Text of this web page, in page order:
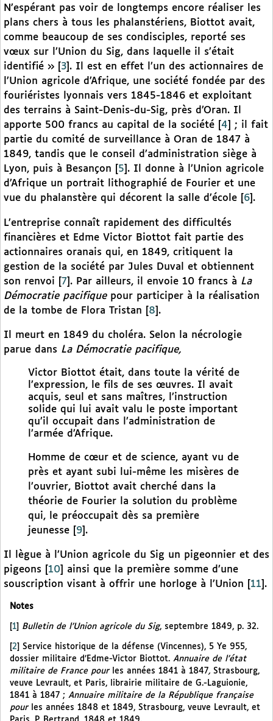
N’espérant pas voir de longtemps encore réaliser les
plans chers à tous les phalanstériens, Biottot avait,
comme beaucoup de ses condisciples, reporté ses
vœux sur l’Union du Sig, dans laquelle il s’était
identifié »
3 . Il est en effet l’un des actionnaires de
l’Union agricole d’Afrique, une société fondée par des
fouriéristes lyonnais vers 1845-1846 et exploitant
des terrains à Saint-Denis-du-Sig, près d’Oran. Il
apporte 500 francs au capital de la société
4
; il fait
partie du comité de surveillance à Oran de 1847 à
1849, tandis que le conseil d’administration siège à
Lyon, puis à Besançon
5 . Il donne à l’Union agricole
d’Afrique un portrait lithographié de Fourier et une
vue du phalanstère qui décorent la salle d’école
6 .
L’entreprise connaît rapidement des difficultés
financières et Edme Victor Biottot fait partie des
actionnaires oranais qui, en 1849, critiquent la
gestion de la société par Jules Duval et obtiennent
son renvoi
7 . Par ailleurs, il envoie 10 francs à La
Démocratie pacifique pour participer à la réalisation
de la tombe de Flora Tristan
8 .
Il meurt en 1849 du choléra. Selon la nécrologie
parue dans La Démocratie pacifique,
Victor Biottot était, dans toute la vérité de
l’expression, le fils de ses œuvres. Il avait
acquis, seul et sans maîtres, l’instruction
solide qui lui avait valu le poste important
qu’il occupait dans l’administration de
l’armée d’Afrique.
Homme de cœur et de science, ayant vu de
près et ayant subi lui-même les misères de
l’ouvrier, Biottot avait cherché dans la
théorie de Fourier la solution du problème
qui, le préoccupait dès sa première
jeunesse
9 .
Il lègue à l’Union agricole du Sig un pigeonnier et des
pigeons
10
ainsi que la première somme d’une
souscription visant à offrir une horloge à l’Union
11 .
Notes
[1] Bulletin de l’Union agricole du Sig, septembre 1849, p. 32.
2
Service historique de la défense (Vincennes), 5 Ye 955,
dossier militaire d’Edme-Victor Biottot. Annuaire de l’état
militaire de France pour les années 1841 à 1847, Strasbourg,
veuve Levrault, et Paris, librairie militaire de G.-Laguionie,
1841 à 1847 ; Annuaire militaire de la République française
pourles années 1848 et 1849, Strasbourg, veuve Levrault, et